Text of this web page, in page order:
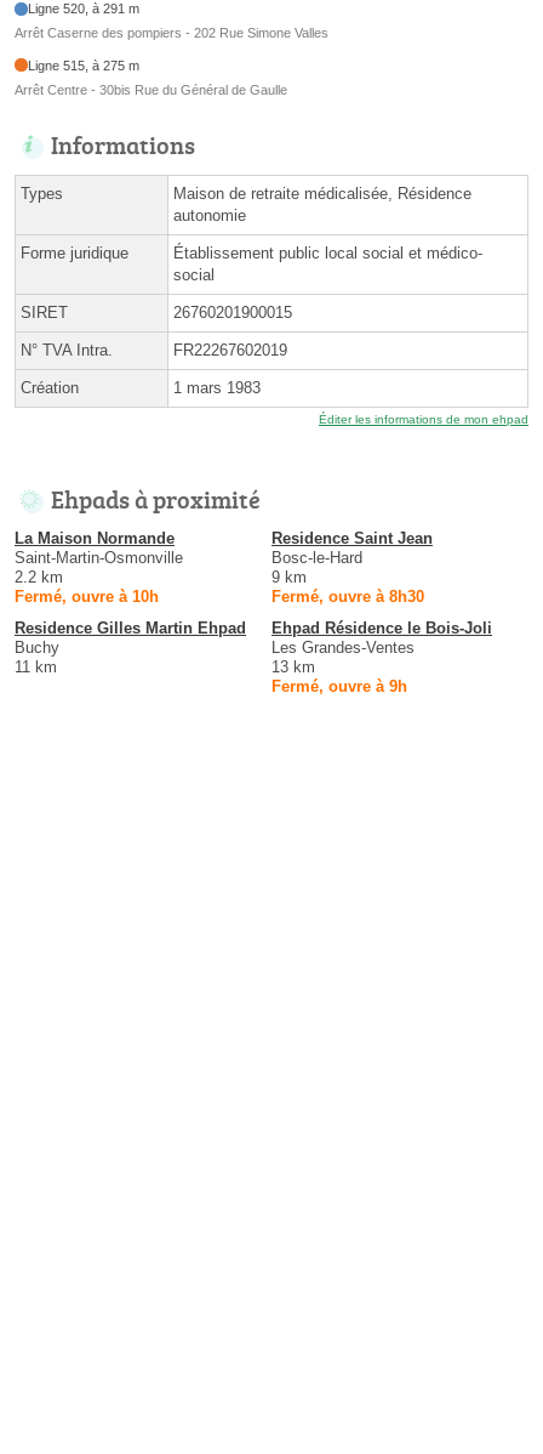
Ligne 520, à 291 m
Arrêt Caserne des pompiers - 202 Rue Simone Valles
Ligne 515, à 275 m
Arrêt Centre - 30bis Rue du Général de Gaulle
Informations
Types
Maison de retraite médicalisée, Résidence
autonomie
Forme juridique
Établissement public local social et médico-
social
SIRET 26760201900015
N° TVA Intra. FR22267602019
Création 1 mars 1983
Éditer les informations de mon ehpad
Ehpads à proximité
La Maison Normande
Saint-Martin-Osmonville
2.2 km
Fermé, ouvre à 10h
Residence Saint Jean
Bosc-le-Hard
9 km
Fermé, ouvre à 8h30
Residence Gilles Martin Ehpad
Buchy
11 km
Ehpad Résidence le Bois-Joli
Les Grandes-Ventes
13 km
Fermé, ouvre à 9h